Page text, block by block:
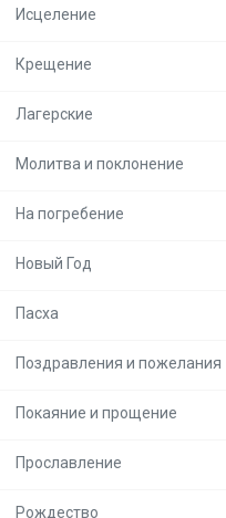
Исцеление
Крещение
Лагерские
Молитва и поклонение
На погребение
Новый Год
Пасха
Поздравления и пожелания
Покаяние и прощение
Прославление
Рождество